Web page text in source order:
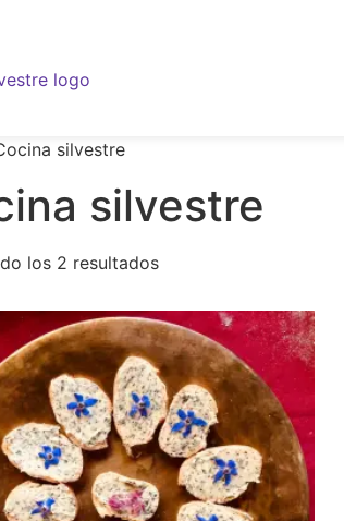
silvestre
silvestre
los 2 resultados